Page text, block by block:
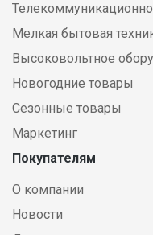
Мелкая бытовая
Высоковольтное
Новогодние товары
Сезонные товары
Маркетинг
Покупателям
О компании
Новости